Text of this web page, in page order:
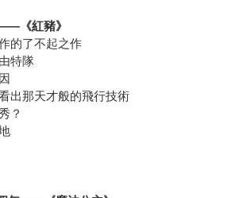
《紅豬》
的了不起之作
特隊
出那天才般的飛行技術
？